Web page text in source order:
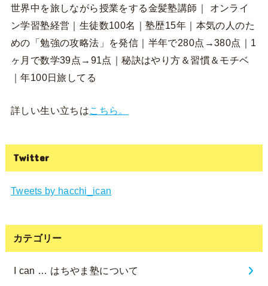
世界中を旅しながら授業をする金髪塾講師｜ オンライ
ン学習塾経営｜生徒数100名｜塾歴15年｜本気の人のた
めの「勉強の攻略法」を発信｜半年で280点→380点｜1
ヶ月で数学39点→91点｜秘訣はやり方＆習慣＆モチベ
｜年100日旅してる
詳しい生い立ちはこちら。
Twitter
Tweets by hacchi_ican
カテゴリー
I can … はちやま塾について